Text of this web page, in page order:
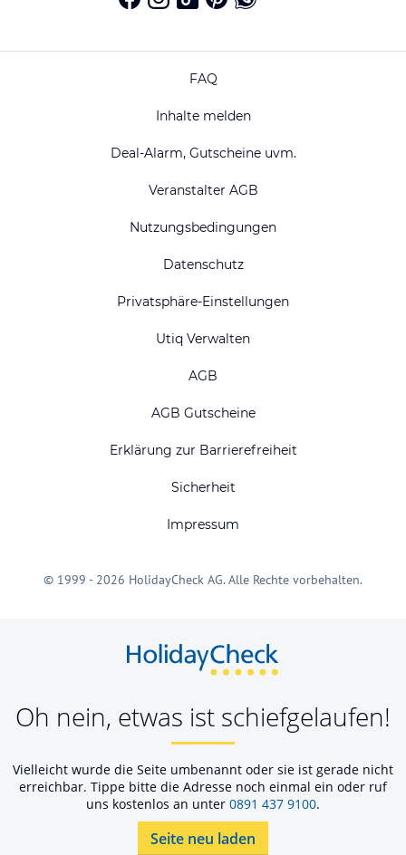
FAQ
Inhalte melden
Deal-Alarm, Gutscheine uvm.
Veranstalter AGB
Nutzungsbedingungen
Datenschutz
Privatsphäre-Einstellungen
Utiq Verwalten
AGB
AGB Gutscheine
Erklärung zur Barrierefreiheit
Sicherheit
Impressum
© 1999 - 2026 HolidayCheck AG. Alle Rechte vorbehalten.
Oh nein, etwas ist schiefgelaufen!
Vielleicht wurde die Seite umbenannt oder sie ist gerade nicht
erreichbar. Tippe bitte die Adresse noch einmal ein oder ruf
uns kostenlos an unter 0891 437 9100.
Seite neu laden